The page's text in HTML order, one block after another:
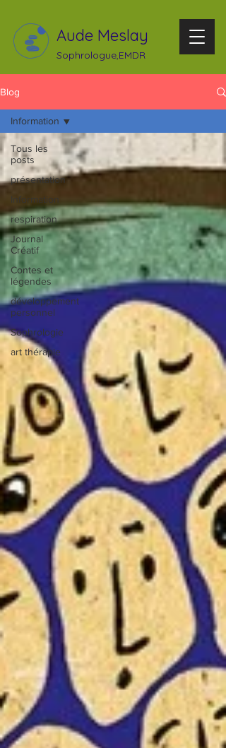
Aude Meslay
Sophrologue,EMDR
Blog
Tous les
posts
présentation
Information
respiration
Journal
Créatif
Contes et
légendes
développement
personnel
Sophrologie
art thérapie
Information